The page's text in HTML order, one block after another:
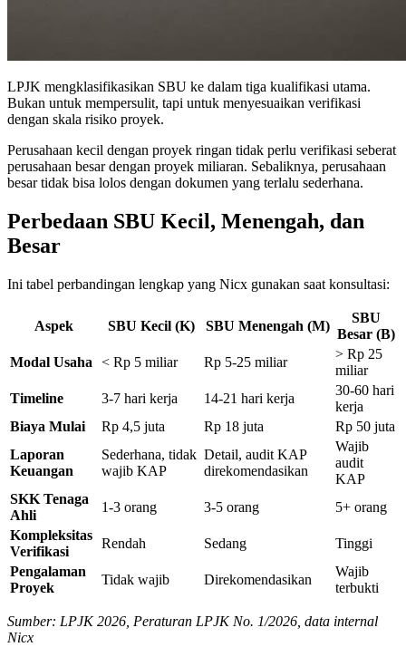
LPJK mengklasifikasikan SBU ke dalam tiga kualifikasi utama.
Bukan untuk mempersulit, tapi untuk menyesuaikan verifikasi
dengan skala risiko proyek.
Perusahaan kecil dengan proyek ringan tidak perlu verifikasi seberat
perusahaan besar dengan proyek miliaran. Sebaliknya, perusahaan
besar tidak bisa lolos dengan dokumen yang terlalu sederhana.
Perbedaan SBU Kecil, Menengah, dan
Besar
Ini tabel perbandingan lengkap yang Nicx gunakan saat konsultasi:
Aspek SBU Kecil (K) SBU Menengah (M)
SBU
Besar (B)
Modal Usaha
< Rp 5 miliar Rp 5-25 miliar
> Rp 25
miliar
Timeline
3-7 hari kerja 14-21 hari kerja
30-60 hari
kerja
Biaya Mulai
Rp 4,5 juta Rp 18 juta
Rp 50 juta
Laporan
Keuangan
Sederhana, tidak
wajib KAP
Detail, audit KAP
direkomendasikan
Wajib
audit
KAP
SKK Tenaga
Ahli
1-3 orang 3-5 orang
5+ orang
Kompleksitas
Verifikasi
Rendah Sedang
Tinggi
Pengalaman
Proyek
Tidak wajib Direkomendasikan
Wajib
terbukti
Sumber: LPJK 2026, Peraturan LPJK No. 1/2026, data internal
Nicx